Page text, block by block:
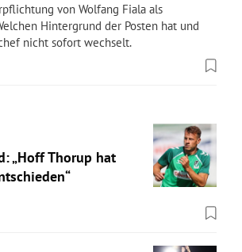
von Wolfang Fiala als
Hintergrund der Posten hat und
nicht sofort wechselt.
„Hoff Thorup hat